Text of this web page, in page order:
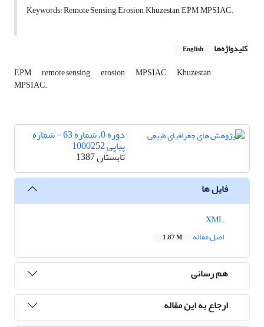
Keywords: Remote Sensing, Erosion, Khuzestan, EPM, MPSIAC.
کلیدواژه‌ها English
EPM remote sensing erosion MPSIAC Khuzestan
MPSIAC.
دوره 0، شماره 63 - شماره
پیاپی 1000252
تابستان 1387
فایل ها
اصل مقاله
1.87 M
هم رسانی
ارجاع به این مقاله